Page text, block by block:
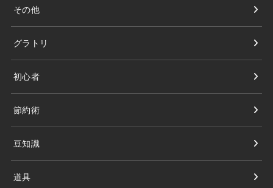
その他
グラトリ
初心者
節約術
豆知識
道具